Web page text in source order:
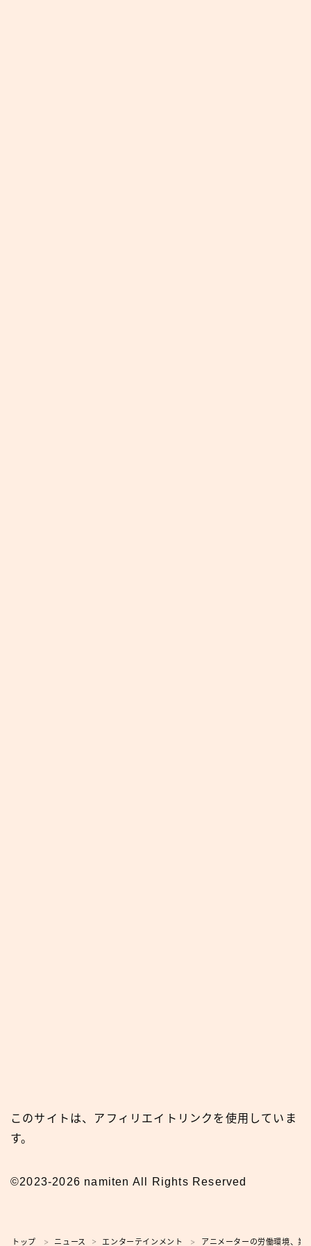
このサイトは、アフィリエイトリンクを使用していま
す。
©2023-2026 namiten All Rights Reserved
トップ ＞ ニュース ＞ エンターテインメント ＞ アニメーターの労働環境、